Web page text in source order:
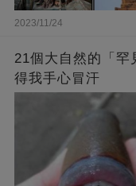
2023/11/24
21個大自然的「罕
得我手心冒汗